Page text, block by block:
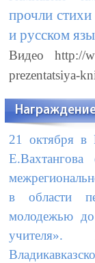
прочли
и русском
Видео http://
prezentatsiya-
21 октября в
в области
молодежью
учителя».